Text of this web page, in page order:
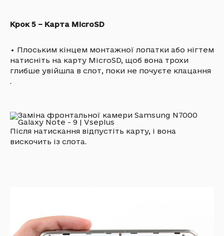
Крок 5 – Карта MicroSD
• Плоським кінцем монтажної лопатки або нігтем
натисніть на карту MicroSD, щоб вона трохи
глибше увійшла в слот, поки не почуєте клацання
.
Після натискання відпустіть карту, і вона
вискочить із слота.